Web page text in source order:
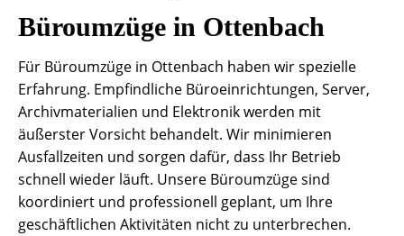
Büroumzüge in Ottenbach
Für Büroumzüge in Ottenbach haben wir spezielle
Erfahrung. Empfindliche Büroeinrichtungen, Server,
Archivmaterialien und Elektronik werden mit
äußerster Vorsicht behandelt. Wir minimieren
Ausfallzeiten und sorgen dafür, dass Ihr Betrieb
schnell wieder läuft. Unsere Büroumzüge sind
koordiniert und professionell geplant, um Ihre
geschäftlichen Aktivitäten nicht zu unterbrechen.